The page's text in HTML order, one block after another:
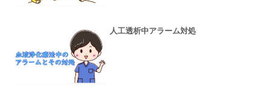
人工透析中アラーム対処